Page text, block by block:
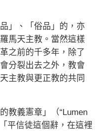
、「俗品」的，亦
馬天主教。當然這樣
之前的千多年，除了
分裂出去之外，教會
主教與更正教的共同
義憲章」（“Lumen
平信徒這個辭，在這裡